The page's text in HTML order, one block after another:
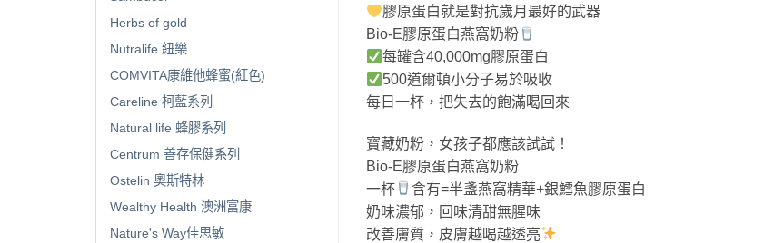
Herbs of gold
Nutralife 紐樂
COMVITA康維他蜂蜜(紅色)
Careline 柯藍系列
Natural life 蜂膠系列
Centrum 善存保健系列
Ostelin 奧斯特林
Wealthy Health 澳洲富康
Nature's Way佳思敏
膠原蛋白就是對抗歲月最好的武器
Bio-E膠原蛋白燕窩奶粉
每罐含40,000mg膠原蛋白
500道爾頓小分子易於吸收
每日一杯，把失去的飽滿喝回來
寶藏奶粉，女孩子都應該試試！
Bio-E膠原蛋白燕窩奶粉
一杯
含有=半盞燕窩精華+銀鱈魚膠原蛋白
奶味濃郁，回味清甜無腥味
改善膚質，皮膚越喝越透亮